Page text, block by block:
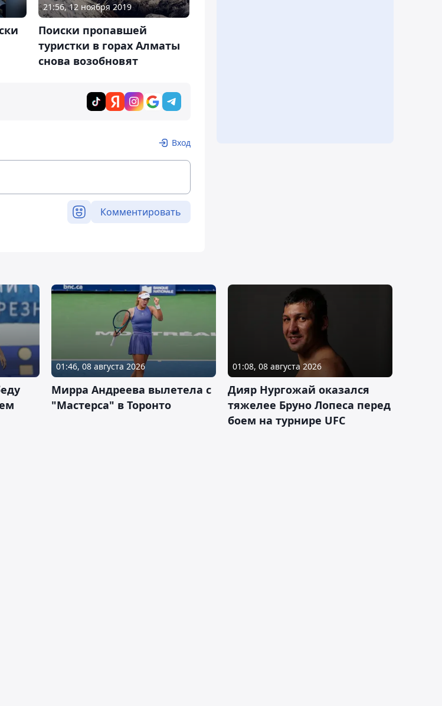
21:56, 12 ноября 2019
Поиски пропавшей
туристки в горах Алматы
снова возобновят
Вход
Комментировать
01:46, 08 августа 2026
Мирра Андреева вылетела с
"Мастерса" в Торонто
01:08, 08 августа 2026
Дияр Нургожай оказался
тяжелее Бруно Лопеса перед
боем на турнире UFC